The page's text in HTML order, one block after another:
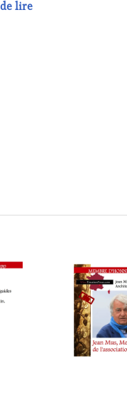
au musée d’art à
lireWine Tasting : Le